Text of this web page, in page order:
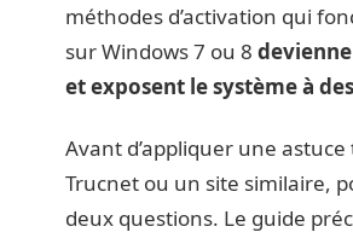
méthodes d’activation qui
sur Windows 7 ou 8
et exposent le système à
Avant d’appliquer une
Trucnet ou un site similaire,
deux questions. Le guide